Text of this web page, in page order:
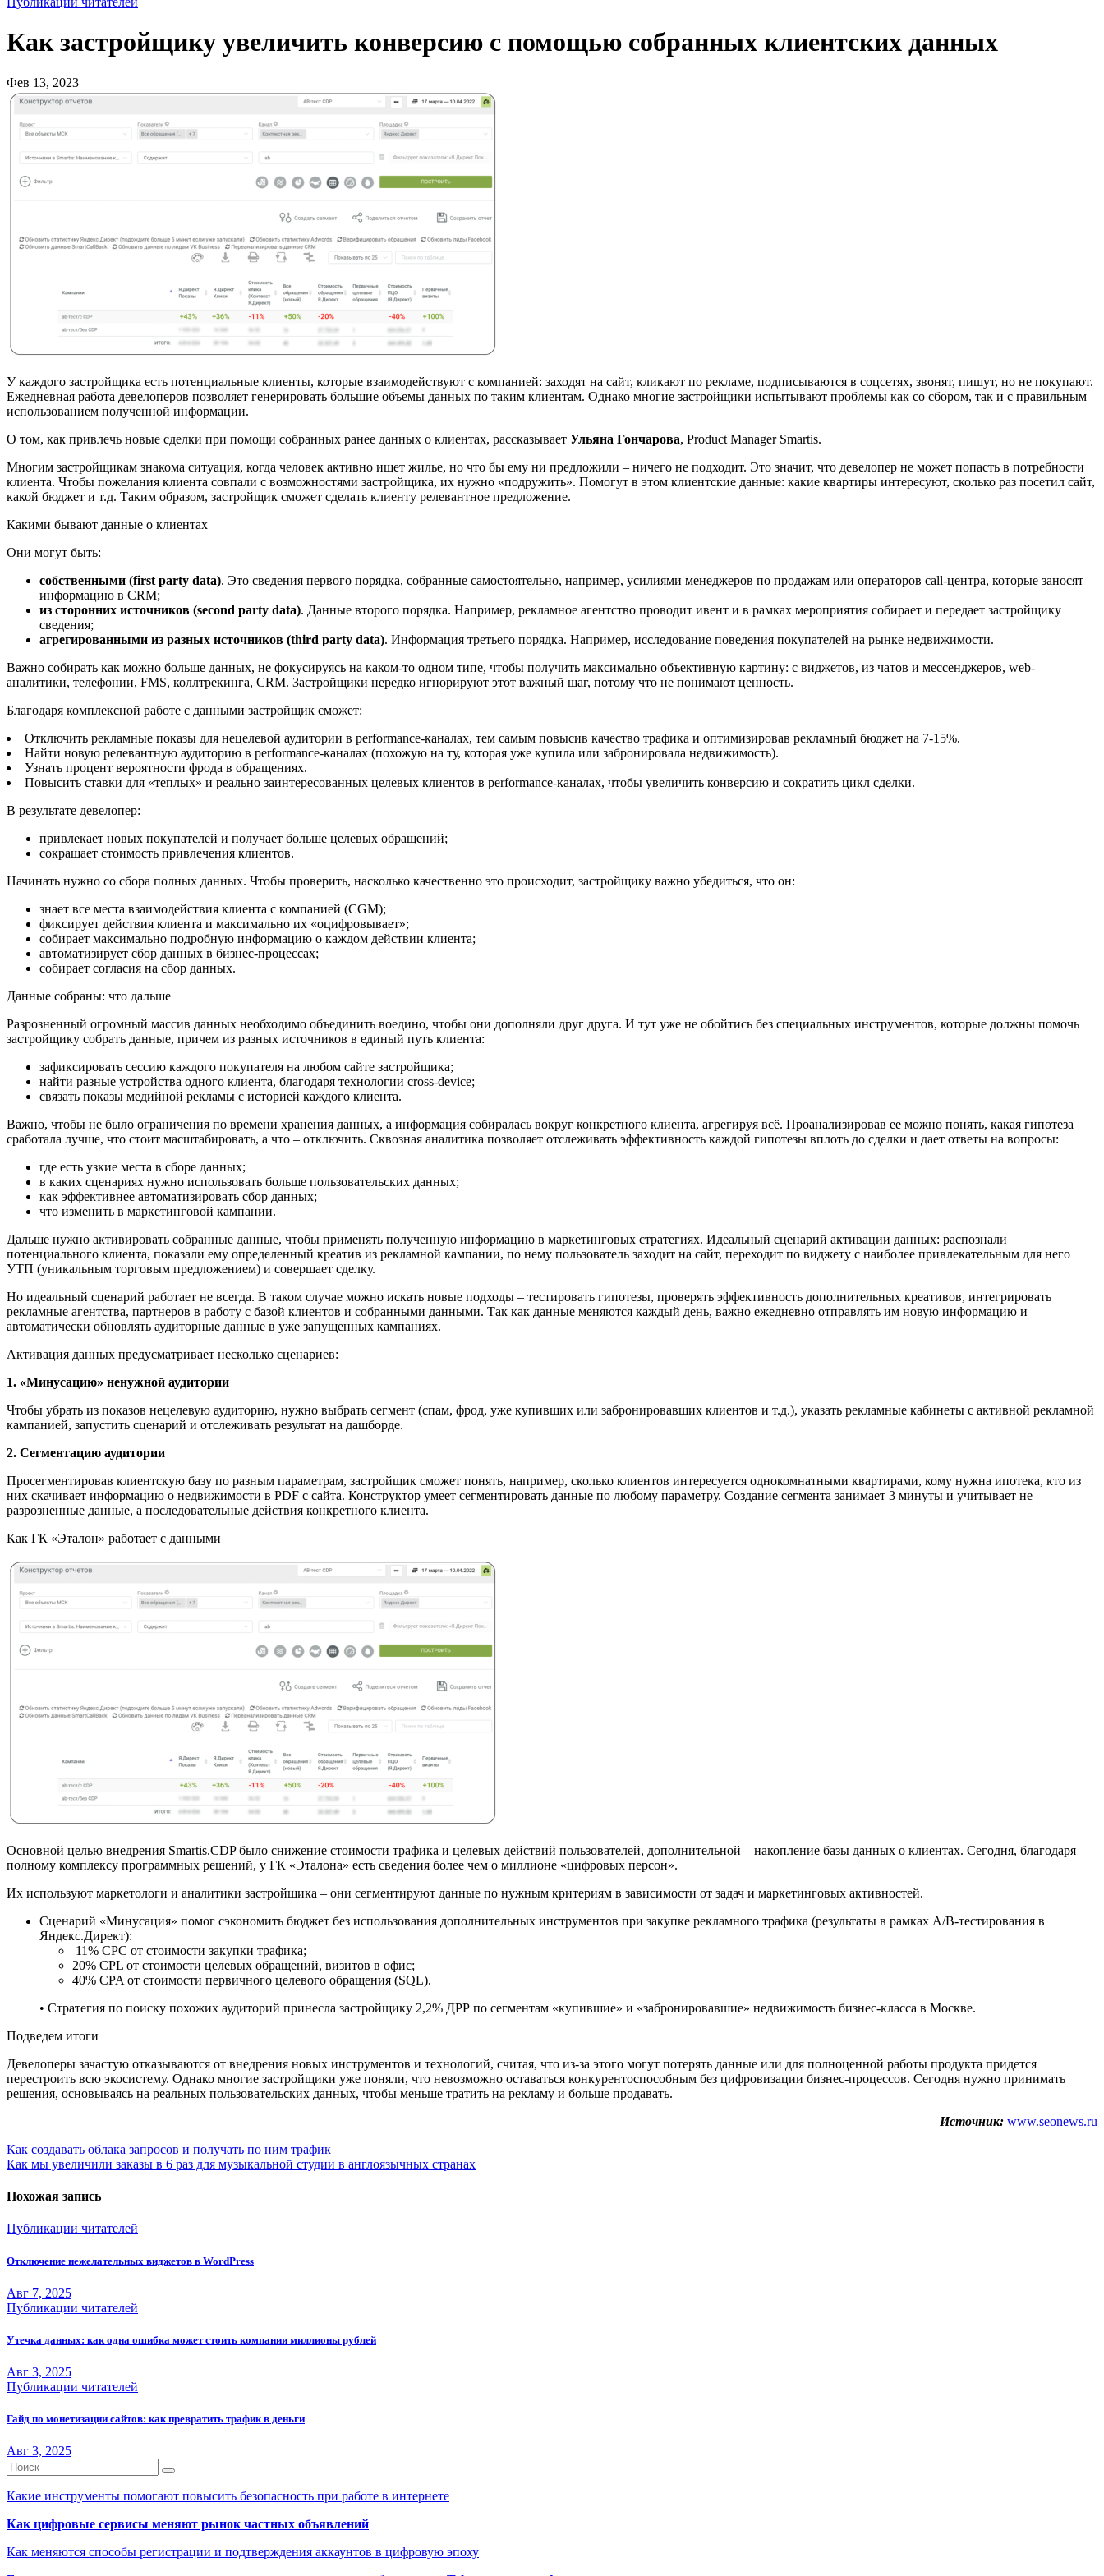
Как застройщику увеличить конверсию с помощью собранных клиентских данных
Фев 13, 2023
У каждого застройщика есть потенциальные клиенты, которые взаимодействуют с компанией: заходят на сайт, кликают по рекламе, подписываются в соцсетях, звонят, пишут, но не покупают.
Ежедневная работа девелоперов позволяет генерировать большие объемы данных по таким клиентам. Однако многие застройщики испытывают проблемы как со сбором, так и с правильным
использованием полученной информации.
О том, как привлечь новые сделки при помощи собранных ранее данных о клиентах, рассказывает Ульяна Гончарова, Product Manager Smartis.
Многим застройщикам знакома ситуация, когда человек активно ищет жилье, но что бы ему ни предложили – ничего не подходит. Это значит, что девелопер не может попасть в потребности
клиента. Чтобы пожелания клиента совпали с возможностями застройщика, их нужно «подружить». Помогут в этом клиентские данные: какие квартиры интересуют, сколько раз посетил сайт,
какой бюджет и т.д. Таким образом, застройщик сможет сделать клиенту релевантное предложение.
Какими бывают данные о клиентах
Они могут быть:
собственными (first party data). Это сведения первого порядка, собранные самостоятельно, например, усилиями менеджеров по продажам или операторов call-центра, которые заносят
информацию в CRM;
из сторонних источников (second party data). Данные второго порядка. Например, рекламное агентство проводит ивент и в рамках мероприятия собирает и передает застройщику
сведения;
агрегированными из разных источников (third party data). Информация третьего порядка. Например, исследование поведения покупателей на рынке недвижимости.
Важно собирать как можно больше данных, не фокусируясь на каком-то одном типе, чтобы получить максимально объективную картину: с виджетов, из чатов и мессенджеров, web-
аналитики, телефонии, FMS, коллтрекинга, CRM. Застройщики нередко игнорируют этот важный шаг, потому что не понимают ценность.
Благодаря комплексной работе с данными застройщик сможет:
Отключить рекламные показы для нецелевой аудитории в performance-каналах, тем самым повысив качество трафика и оптимизировав рекламный бюджет на 7-15%.
Найти новую релевантную аудиторию в performance-каналах (похожую на ту, которая уже купила или забронировала недвижимость).
Узнать процент вероятности фрода в обращениях.
Повысить ставки для «теплых» и реально заинтересованных целевых клиентов в performance-каналах, чтобы увеличить конверсию и сократить цикл сделки.
В результате девелопер:
привлекает новых покупателей и получает больше целевых обращений;
сокращает стоимость привлечения клиентов.
Начинать нужно со сбора полных данных. Чтобы проверить, насколько качественно это происходит, застройщику важно убедиться, что он:
знает все места взаимодействия клиента с компанией (CGM);
фиксирует действия клиента и максимально их «оцифровывает»;
собирает максимально подробную информацию о каждом действии клиента;
автоматизирует сбор данных в бизнес-процессах;
собирает согласия на сбор данных.
Данные собраны: что дальше
Разрозненный огромный массив данных необходимо объединить воедино, чтобы они дополняли друг друга. И тут уже не обойтись без специальных инструментов, которые должны помочь
застройщику собрать данные, причем из разных источников в единый путь клиента:
зафиксировать сессию каждого покупателя на любом сайте застройщика;
найти разные устройства одного клиента, благодаря технологии cross-device;
связать показы медийной рекламы с историей каждого клиента.
Важно, чтобы не было ограничения по времени хранения данных, а информация собиралась вокруг конкретного клиента, агрегируя всё. Проанализировав ее можно понять, какая гипотеза
сработала лучше, что стоит масштабировать, а что – отключить. Сквозная аналитика позволяет отслеживать эффективность каждой гипотезы вплоть до сделки и дает ответы на вопросы:
где есть узкие места в сборе данных;
в каких сценариях нужно использовать больше пользовательских данных;
как эффективнее автоматизировать сбор данных;
что изменить в маркетинговой кампании.
Дальше нужно активировать собранные данные, чтобы применять полученную информацию в маркетинговых стратегиях. Идеальный сценарий активации данных: распознали
потенциального клиента, показали ему определенный креатив из рекламной кампании, по нему пользователь заходит на сайт, переходит по виджету с наиболее привлекательным для него
УТП (уникальным торговым предложением) и совершает сделку.
Но идеальный сценарий работает не всегда. В таком случае можно искать новые подходы – тестировать гипотезы, проверять эффективность дополнительных креативов, интегрировать
рекламные агентства, партнеров в работу с базой клиентов и собранными данными. Так как данные меняются каждый день, важно ежедневно отправлять им новую информацию и
автоматически обновлять аудиторные данные в уже запущенных кампаниях.
Активация данных предусматривает несколько сценариев:
1. «Минусацию» ненужной аудитории
Чтобы убрать из показов нецелевую аудиторию, нужно выбрать сегмент (спам, фрод, уже купивших или забронировавших клиентов и т.д.), указать рекламные кабинеты с активной рекламной
кампанией, запустить сценарий и отслеживать результат на дашборде.
2. Сегментацию аудитории
Просегментировав клиентскую базу по разным параметрам, застройщик сможет понять, например, сколько клиентов интересуется однокомнатными квартирами, кому нужна ипотека, кто из
них скачивает информацию о недвижимости в PDF с сайта. Конструктор умеет сегментировать данные по любому параметру. Создание сегмента занимает 3 минуты и учитывает не
разрозненные данные, а последовательные действия конкретного клиента.
Как ГК «Эталон» работает с данными
Основной целью внедрения Smartis.CDP было снижение стоимости трафика и целевых действий пользователей, дополнительной – накопление базы данных о клиентах. Сегодня, благодаря
полному комплексу программных решений, у ГК «Эталона» есть сведения более чем о миллионе «цифровых персон».
Их используют маркетологи и аналитики застройщика – они сегментируют данные по нужным критериям в зависимости от задач и маркетинговых активностей.
Сценарий «Минусация» помог сэкономить бюджет без использования дополнительных инструментов при закупке рекламного трафика (результаты в рамках A/B-тестирования в
Яндекс.Директ):
11% CPC от стоимости закупки трафика;
20% CPL от стоимости целевых обращений, визитов в офис;
40% CPA от стоимости первичного целевого обращения (SQL).
• Стратегия по поиску похожих аудиторий принесла застройщику 2,2% ДРР по сегментам «купившие» и «забронировавшие» недвижимость бизнес-класса в Москве.
Подведем итоги
Девелоперы зачастую отказываются от внедрения новых инструментов и технологий, считая, что из-за этого могут потерять данные или для полноценной работы продукта придется
перестроить всю экосистему. Однако многие застройщики уже поняли, что невозможно оставаться конкурентоспособным без цифровизации бизнес-процессов. Сегодня нужно принимать
решения, основываясь на реальных пользовательских данных, чтобы меньше тратить на рекламу и больше продавать.
Источник: www.seonews.ru
Навигация
по
записям
Как создавать облака запросов и получать по ним трафик
Как мы увеличили заказы в 6 раз для музыкальной студии в англоязычных странах
Похожая запись
Публикации читателей
Отключение нежелательных виджетов в WordPress
Авг 7, 2025
Публикации читателей
Утечка данных: как одна ошибка может стоить компании миллионы рублей
Авг 3, 2025
Публикации читателей
Гайд по монетизации сайтов: как превратить трафик в деньги
Авг 3, 2025
Какие инструменты помогают повысить безопасность при работе в интернете
Как цифровые сервисы меняют рынок частных объявлений
Как меняются способы регистрации и подтверждения аккаунтов в цифровую эпоху